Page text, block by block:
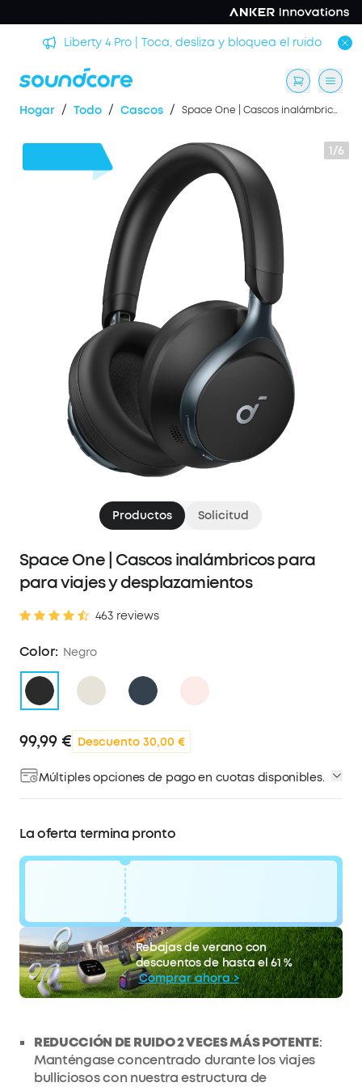
Liberty 4 Pro | Toca, desliza y bloquea el ruido
Hogar / Todo / Cascos / Space One | Cascos inalámbricos para para viajes y desplazamientos
1/6
Productos Solicitud
Space One | Cascos inalámbricos para
para viajes y desplazamientos
463 reviews
Color: Negro
99,99 € Descuento 30,00 €
Múltiples opciones de pago en cuotas disponibles.
La oferta termina pronto
30 €
Descuento
código:WS24TBPR0LF3
La oferta termina pronto.
COPIAR
Rebajas de verano con
descuentos de hasta el 61 %
Comprar ahora >
REDUCCIÓN DE RUIDO 2 VECES MÁS POTENTE:
Manténgase concentrado durante los viajes
bulliciosos con nuestra estructura de